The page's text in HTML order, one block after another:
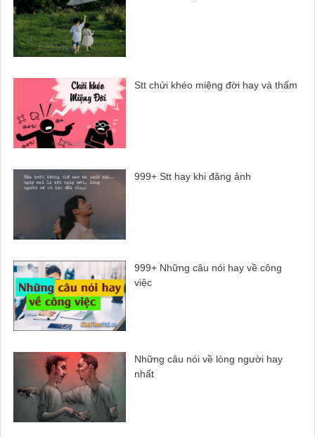
Stt chửi khéo miệng đời hay và thấm
999+ Stt hay khi đăng ảnh
999+ Những câu nói hay về công
việc
Những câu nói về lòng người hay
nhất